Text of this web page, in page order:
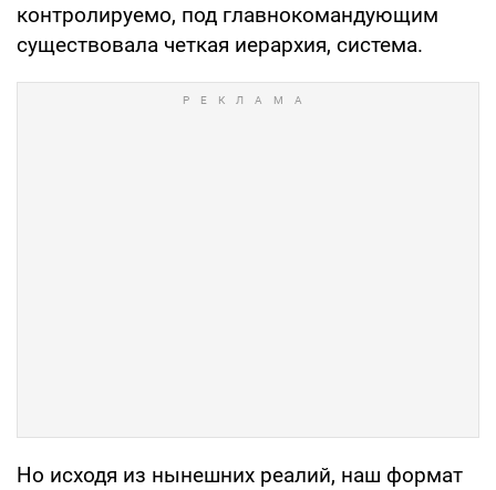
контролируемо, под главнокомандующим
существовала четкая иерархия, система.
Но исходя из нынешних реалий, наш формат